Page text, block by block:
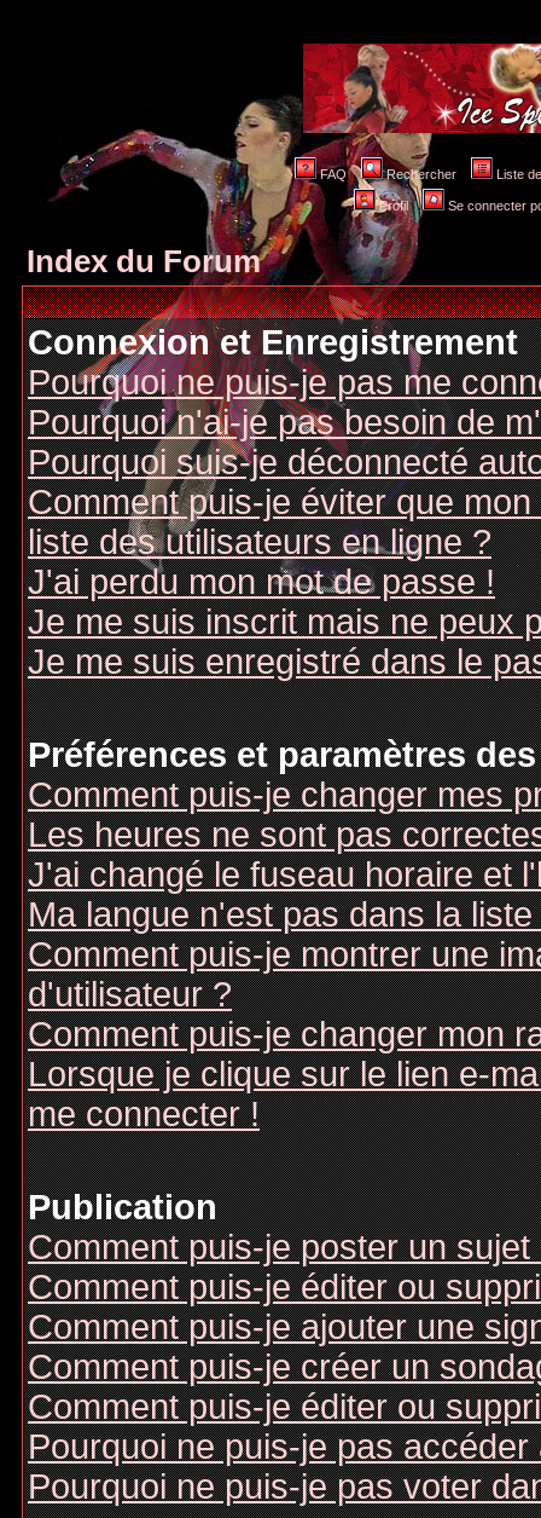
FAQ Rechercher Liste
Profil Se connecter
Index du Forum
Connexion et Enregistrement
Pourquoi ne puis-je pas me
Pourquoi n'ai-je pas besoin de
Pourquoi suis-je déconnecté
Comment puis-je éviter que
liste des utilisateurs en ligne ?
J'ai perdu mon mot de passe !
Je me suis inscrit mais ne peux
Je me suis enregistré dans le
Préférences et paramètres
Comment puis-je changer mes
Les heures ne sont pas
J'ai changé le fuseau horaire et
Ma langue n'est pas dans la liste
Comment puis-je montrer une
d'utilisateur ?
Comment puis-je changer mon
Lorsque je clique sur le lien e-
me connecter !
Publication
Comment puis-je poster un
Comment puis-je éditer ou
Comment puis-je ajouter une
Comment puis-je créer un
Comment puis-je éditer ou
Pourquoi ne puis-je pas accéder
Pourquoi ne puis-je pas voter